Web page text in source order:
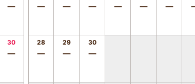
ー
30
ー
ー ー ー ー ー ー
28
ー
29
ー
30
ー